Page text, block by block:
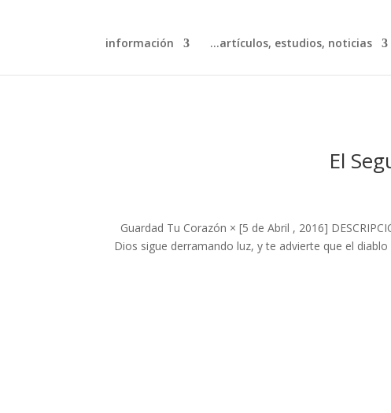
artículos, estudios, noticias…
información
El
Guardad Tu Corazón × [5 de Abril , 2016]
Dios sigue derramando luz, y te advierte que el